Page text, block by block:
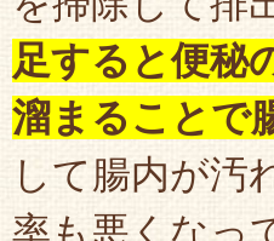
足すると便秘
溜まることで
して腸内が汚
率も悪くなっ